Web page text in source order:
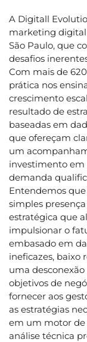
A Digitall
marketing digital
São Paulo, que
desafios
Com mais de
prática nos
crescimento
resultado de
baseadas em
que ofereçam
um
investimento em
demanda
Entendemos
simples
estratégica que
impulsionar o
embasado em
ineficazes, baixo
uma
objetivos de
fornecer aos
as estratégias
em um motor de
análise técnica